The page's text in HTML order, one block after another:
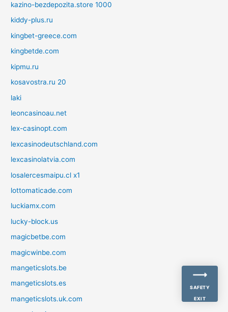
kazino-bezdepozita.store 1000
kiddy-plus.ru
kingbet-greece.com
kingbetde.com
kipmu.ru
kosavostra.ru 20
laki
leoncasinoau.net
lex-casinopt.com
lexcasinodeutschland.com
lexcasinolatvia.com
losalercesmaipu.cl x1
lottomaticade.com
luckiamx.com
lucky-block.us
magicbetbe.com
magicwinbe.com
mangeticslots.be
mangeticslots.es
mangeticslots.uk.com
SAFETY
EXIT